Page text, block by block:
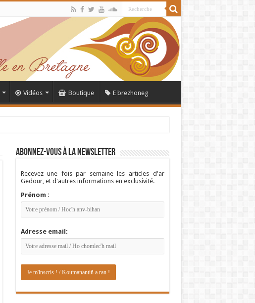
Vidéos Boutique E brezhoneg
Abonnez-vous à la newsletter
Recevez une fois par semaine les articles d'ar
Gedour, et d'autres informations en exclusivité.
Prénom :
Adresse email: